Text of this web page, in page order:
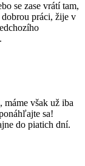
se zase vrátí tam,
dobrou práci, žije v
máme však už iba
sa!
do piatich dní.